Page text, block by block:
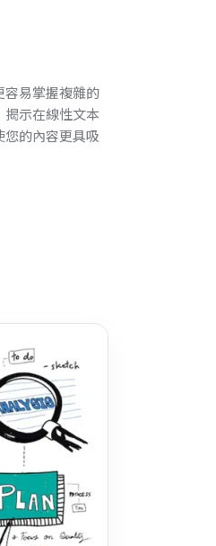
容易掌握複雜的
示在線性文本
的內容更具吸